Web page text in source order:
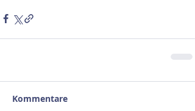
Kommentare